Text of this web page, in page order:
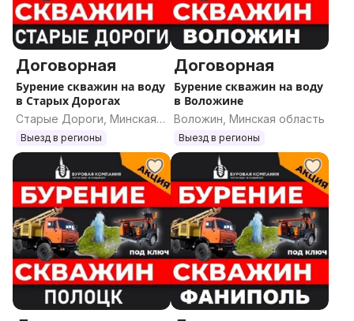
Договорная
Бурение скважин на воду
в Старых Дорогах
Старые Дороги, Минская
область
Выезд в регионы
Договорная
Бурение скважин на воду
в Воложине
Воложин, Минская область
Выезд в регионы